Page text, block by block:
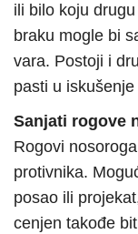
ili bilo koju
braku mogle bi
vara. Postoji i
pasti u
Sanjati rogove
Rogovi
protivnika.
posao ili
cenjen takođe